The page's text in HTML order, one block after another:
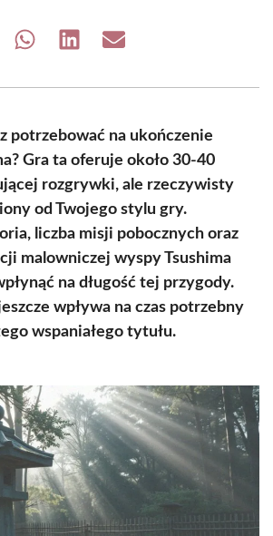
Share Share Share
potrzebować na ukończenie
Gra ta oferuje około 30-40
rozgrywki, ale rzeczywisty
od Twojego stylu gry.
liczba misji pobocznych oraz
malowniczej wyspy Tsushima
na długość tej przygody.
wpływa na czas potrzebny
wspaniałego tytułu.